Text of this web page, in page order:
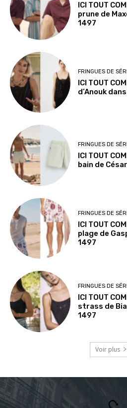
ICI TOUT
prune de
1497
FRINGUES DE
ICI TOUT
d’Anouk
FRINGUES DE
ICI TOUT
bain de
FRINGUES DE
ICI TOUT
plage de
1497
FRINGUES DE
ICI TOUT
strass de
1497
Voir plus